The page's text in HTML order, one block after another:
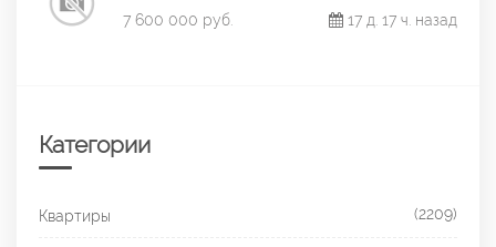
7 600 000 руб.
17 д. 17 ч. назад
Категории
Квартиры (2209)